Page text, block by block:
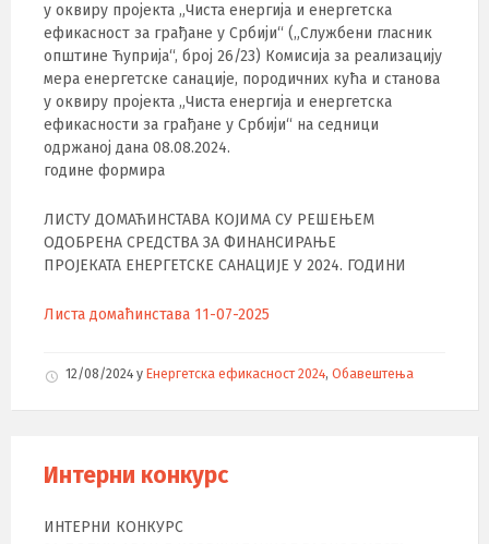
у оквиру пројекта „Чиста енергија и енергетска
ефикасност за грађане у Србији“ („Службени гласник
општине Ћуприја“, број 26/23) Комисија за реализацију
мера енергетске санације, породичних кућа и станова
у оквиру пројекта „Чиста енергија и енергетска
ефикасности за грађане у Србији“ на седници
одржаној дана 08.08.2024.
године формира
ЛИСТУ ДОМАЋИНСТАВА КОЈИМА СУ РЕШЕЊЕМ
ОДОБРЕНА СРЕДСТВА ЗА ФИНАНСИРАЊЕ
ПРОЈЕКАТА ЕНЕРГЕТСКЕ САНАЦИЈЕ У 2024. ГОДИНИ
Листа домаћинстава 11-07-2025
12/08/2024 у Енергетска ефикасност 2024, Обавештења
Интерни конкурс
ИНТЕРНИ КОНКУРС